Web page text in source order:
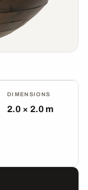
DIMENSIONS
2.0 × 2.0 m